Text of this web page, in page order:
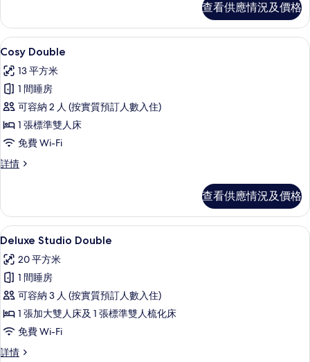
查看供應情況及價格
載
入
所
有
Cosy
Double
的
相
Cosy Double | 高級寢具、遮光窗簾/
4
Cosy Double
13 平方米
1 間睡房
可容納 2 人 (按實質預訂人數入住)
1 張標準雙人床
免費 Wi-Fi
詳情
Cosy
查看供應情況及價格
載
入
所
有
Deluxe
Studio
Double
的
Deluxe Studio Double | 高級寢具、
6
Deluxe Studio Double
20 平方米
1 間睡房
可容納 3 人 (按實質預訂人數入住)
1 張加大雙人床及 1 張標準雙人梳化床
免費 Wi-Fi
詳情
Deluxe